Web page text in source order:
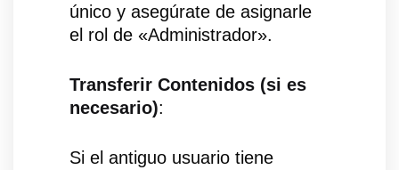
único y asegúrate de asignarle
el rol de «Administrador».
Transferir Contenidos (si es
necesario):
Si el antiguo usuario tiene